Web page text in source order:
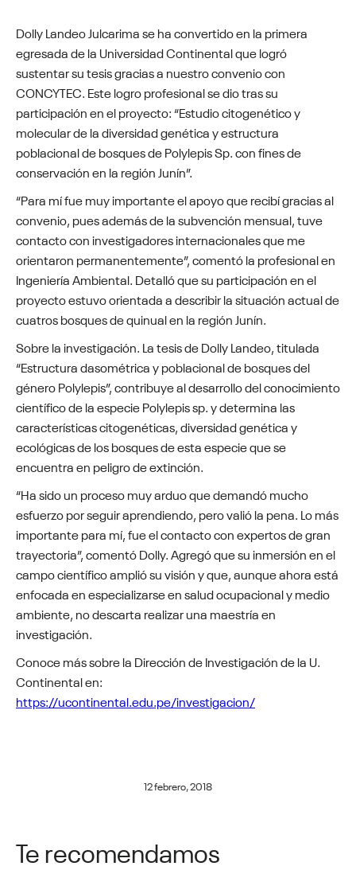
Dolly Landeo Julcarima se ha convertido en la primera
egresada de la Universidad Continental que logró
sustentar su tesis gracias a nuestro convenio con
CONCYTEC. Este logro profesional se dio tras su
participación en el proyecto: “Estudio citogenético y
molecular de la diversidad genética y estructura
poblacional de bosques de Polylepis Sp. con fines de
conservación en la región Junín”.
“Para mí fue muy importante el apoyo que recibí gracias al
convenio, pues además de la subvención mensual, tuve
contacto con investigadores internacionales que me
orientaron permanentemente”, comentó la profesional en
Ingeniería Ambiental. Detalló que su participación en el
proyecto estuvo orientada a describir la situación actual de
cuatros bosques de quinual en la región Junín.
Sobre la investigación. La tesis de Dolly Landeo, titulada
“Estructura dasométrica y poblacional de bosques del
género Polylepis”, contribuye al desarrollo del conocimiento
científico de la especie Polylepis sp. y determina las
características citogenéticas, diversidad genética y
ecológicas de los bosques de esta especie que se
encuentra en peligro de extinción.
“Ha sido un proceso muy arduo que demandó mucho
esfuerzo por seguir aprendiendo, pero valió la pena. Lo más
importante para mí, fue el contacto con expertos de gran
trayectoria”, comentó Dolly. Agregó que su inmersión en el
campo científico amplió su visión y que, aunque ahora está
enfocada en especializarse en salud ocupacional y medio
ambiente, no descarta realizar una maestría en
investigación.
Conoce más sobre la Dirección de Investigación de la U.
Continental en:
https://ucontinental.edu.pe/investigacion/
12 febrero, 2018
Te recomendamos